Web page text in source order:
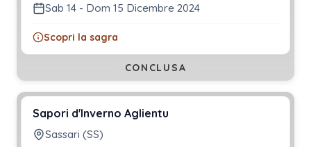
Sab 14 - Dom 15 Dicembre 2024
Scopri la sagra
CONCLUSA
Sapori d'Inverno Aglientu
Sassari (SS)